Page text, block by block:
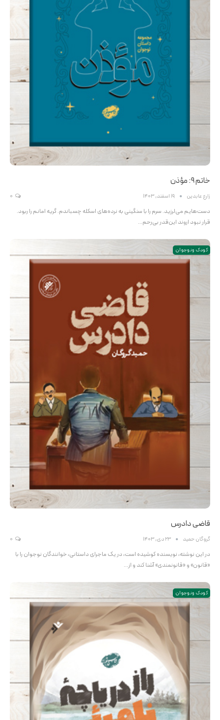
خاتم ۹: مؤذن
زارع عابدین 19 اسفند, 1403
دست‌هایم می‌لرزید. سرم را با سنگینی به نرده‌های اسکله چسباندم. گریه امانم را ربود.
قرار نبود اروند این‌قدر بی‌رحم…
کودک و نوجوان
قاضی دادرس
گروگان حمید 23 دی, 1403
در این نوشته، نویسنده کوشیده است، در یک ماجرای داستانی، خوانندگان نوجوان را با
«قانون» و «قانونمندی» آشنا کند و از…
کودک و نوجوان